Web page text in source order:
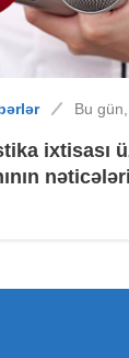
Bu
ixtisası